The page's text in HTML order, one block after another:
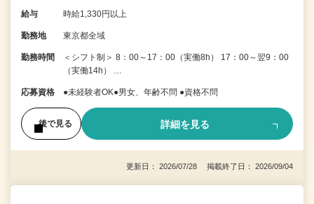
給与 時給1,330円以上
勤務地 東京都全域
勤務時間
＜シフト制＞ 8：00～17：00（実働8h） 17：00～翌9：00
（実働14h） …
応募資格 ●未経験者OK●男女、年齢不問 ●資格不問
後で見る 詳細を見る
更新日： 2026/07/28 掲載終了日： 2026/09/04